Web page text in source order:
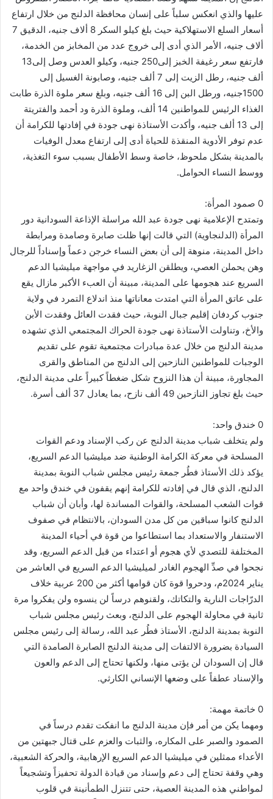
عليها والذي انعكس سلباً على إنسان محافظة الدلنج من خلال ارتفاع
أسعار السلع الاستهلاكية حيث بلغ كيلو السكر 8 ألاف جنيه، الدقيق 7
ألاف جنيه، الأمر الذي أدى إلى خروج عدد من المخابز من الخدمة،
فارتفع سعر رغيفة الخبز إلى250 جنيه، وكيلو العدس وصل إلى13
ألف جنيه، رطل الزيت إلى 7 ألف جنيه، وصابونة الغسيل إلى
1500جنيه، ورطل البن إلى 16 ألف جنيه، وبلغ سعر ملوة الذرة طابت
الغذاء الرئيس للمواطنين 14 ألف، وملوة الذرة ود أحمد والفتريتة
إلى 13 ألف جنيه، وأكدت الأستاذة نهى جودة في إفادتها للكرامة أن
عدم توفر الأدوية المنقذة للحياة أدى إلى ارتفاع معدل الوفيات
بالمدينة بشكل ملحوظ، خاصة وسط الأطفال بسبب سوء التغذية،
ووسط النساء الحوامل.
0 صمود المرأة:
وتمتدح الإعلامية نهى جودة عبد الله مراسلة الإذاعة السودانية دور
المرأة (الدلنجاوية) التي قالت إنها ظلت صابرة وصامدة ومرابطة
داخل المدينة، منوهة إلى أن بعض النساء خرجن دعماً وإسناداً للرجال
وهن يحملن العصي، ويطلقن الزغاريد في مواجهة ميليشيا الدعم
السريع عند هجومها على المدينة، مبينة أن العبء الأكبر مازال يقع
على عاتق المرأة التي امتدت معاناتها منذ اندلاع التمرد في ولاية
جنوب كردفان إقليم جبال النوبة، حيث فقدت العائل وفقدت الأبن
والأخ، وتناولت الأستاذة نهى جودة الحراك المجتمعي الذي تشهده
مدينة الدلنج من خلال عدة مبادرات مجتمعية تقوم على تقديم
الوجبات للمواطنين النازحين إلى الدلنج من المناطق والقرى
المجاورة، مبينة أن هذا النزوح شكل ضغطاً كبيراً على مدينة الدلنج،
حيث بلغ تجاوز النازحين 49 ألف نازح، بما يعادل 37 ألف أسرة.
0 خندق واحد:
ولم يتخلف شباب مدينة الدلنج عن ركب الإسناد ودعم القوات
المسلحة في معركة الكرامة الوطنية ضد ميليشيا الدعم السريع،
يؤكد ذلك الأستاذ فطُر جمعة رئيس مجلس شباب النوبة بمدينة
الدلنج، الذي قال في إفادته للكرامة إنهم يقفون في خندق واحد مع
قوات الشعب المسلحة، والقوات المساندة لها، وأبان أن شباب
الدلنج كانوا سباقين من كل مدن السودان، بالانتظام في صفوف
الاستنفار والاستعداد بما استطاعوا من قوة في أحياء المدينة
المختلفة للتصدي لأي هجوم أو اعتداء من قبل الدعم السريع، وقد
نجحوا في صدِّ الهجوم الغادر لميليشيا الدعم السريع في العاشر من
يناير 2024م، ودحروا قوة كان قوامها أكثر من 200 عربية خلاف
الدرّاجات النارية والتكاتك، ولقنوهم درساً لن ينسوه ولن يفكروا مرة
ثانية في محاولة الهجوم على الدلنج، وبعث رئيس مجلس شباب
النوبة بمدينة الدلنج، الأستاذ فطُر عبد الله، رسالة إلى رئيس مجلس
السيادة بضرورة الالتفات إلى مدينة الدلنج الصابرة الصامدة التي
قال إن السودان لن يؤتى منها، ولكنها تحتاج إلى الدعم والعون
والإسناد عطفاً على وضعها الإنساني الكارثي.
0 خاتمة مهمة:
ومهما يكن من أمر فإن مدينة الدلنج ما انفكت تقدم درساً في
الصمود والصبر على المكاره، والثبات والعزم على قتال جبهتين من
الأعداء ممثلين في ميليشيا الدعم السريع الإرهابية، والحركة الشعبية،
وهي وقفة تحتاج إلى دعم وإسناد من قيادة الدولة تحفيزاً وتشجيعاً
لمواطني هذه المدينة العصية، حتى تتنزل الطمأنينة في قلوب